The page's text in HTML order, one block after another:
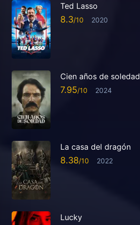
Ted Lasso
8.3 2020
Cien años de soledad
7.95 2024
La casa del dragón
8.38 2022
Lucky